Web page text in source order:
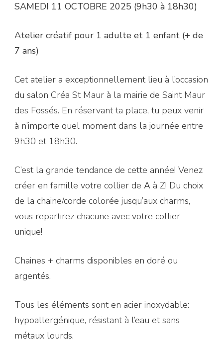
SAMEDI 11 OCTOBRE 2025 (9h30 à 18h30)
Atelier créatif pour 1 adulte et 1 enfant (+ de
7 ans)
Cet atelier a exceptionnellement lieu à l’occasion
du salon Créa St Maur à la mairie de Saint Maur
des Fossés. En réservant ta place, tu peux venir
à n’importe quel moment dans la journée entre
9h30 et 18h30.
C’est la grande tendance de cette année! Venez
créer en famille votre collier de A à Z! Du choix
de la chaine/corde colorée jusqu’aux charms,
vous repartirez chacune avec votre collier
unique!
Chaines + charms disponibles en doré ou
argentés.
Tous les éléments sont en acier inoxydable:
hypoallergénique, résistant à l’eau et sans
métaux lourds.